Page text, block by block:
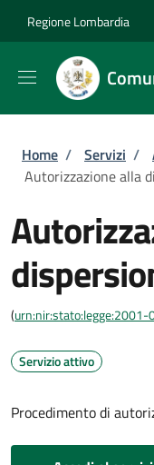
Regione Lombardia
Briciole di
Home / Servizi /
Autorizzazione alla
(
Servizio attivo
Procedimento di